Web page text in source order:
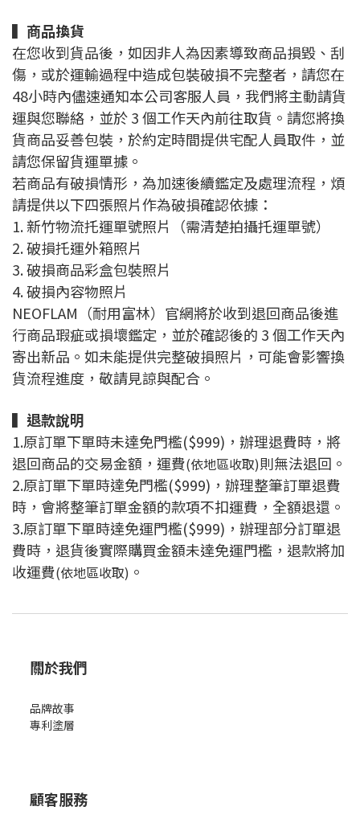
▍ 商品換貨
在您收到貨品後，如因非人為因素導致商品損毀、刮
傷，或於運輸過程中造成包裝破損不完整者，請您在
48小時內儘速通知本公司客服人員，我們將主動請貨
運與您聯絡，並於 3 個工作天內前往取貨。請您將換
貨商品妥善包裝，於約定時間提供宅配人員取件，並
請您保留貨運單據。
若商品有破損情形，為加速後續鑑定及處理流程，煩
請提供以下四張照片作為破損確認依據：
1. 新竹物流托運單號照片（需清楚拍攝托運單號）
2. 破損托運外箱照片
3. 破損商品彩盒包裝照片
4. 破損內容物照片
NEOFLAM（耐用富林）官網將於收到退回商品後進
行商品瑕疵或損壞鑑定，並於確認後的 3 個工作天內
寄出新品。如未能提供完整破損照片，可能會影響換
貨流程進度，敬請見諒與配合。
▍ 退款說明
1.原訂單下單時未達免門檻($999)，辦理退費時，將
退回商品的交易金額，運費(依地區收取)則無法退回。
2.原訂單下單時達免門檻($999) ，辦理整筆訂單退費
時，會將整筆訂單金額的款項不扣運費，全額退還。
3.原訂單下單時達免運門檻($999) ，辦理部分訂單退
費時，退貨後實際購買金額未達免運門檻，退款將加
收運費(依地區收取) 。
關於我們
品牌故事
專利塗層
顧客服務